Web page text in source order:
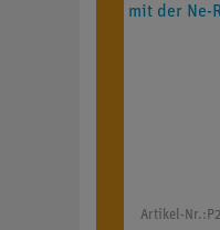
Artikel-Nr.: